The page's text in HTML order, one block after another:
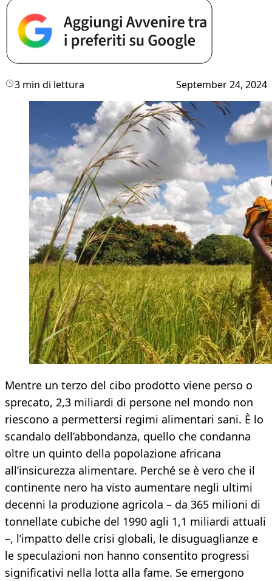
3 min di lettura September 24, 2024
Mentre un terzo del cibo prodotto viene perso o
sprecato, 2,3 miliardi di persone nel mondo non
riescono a permettersi regimi alimentari sani. È lo
scandalo dell’abbondanza, quello che condanna
oltre un quinto della popolazione africana
all’insicurezza alimentare. Perché se è vero che il
continente nero ha visto aumentare negli ultimi
decenni la produzione agricola – da 365 milioni di
tonnellate cubiche del 1990 agli 1,1 miliardi attuali
–, l’impatto delle crisi globali, le disuguaglianze e
le speculazioni non hanno consentito progressi
significativi nella lotta alla fame. Se emergono